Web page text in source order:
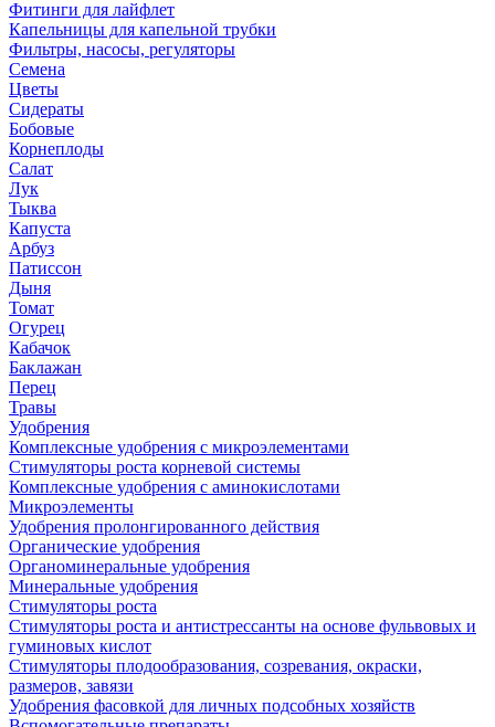
Фитинги для лайфлет
Капельницы для капельной трубки
Фильтры, насосы, регуляторы
Семена
Цветы
Сидераты
Бобовые
Корнеплоды
Салат
Лук
Тыква
Капуста
Арбуз
Патиссон
Дыня
Томат
Огурец
Кабачок
Баклажан
Перец
Травы
Удобрения
Комплексные удобрения с микроэлементами
Стимуляторы роста корневой системы
Комплексные удобрения с аминокислотами
Микроэлементы
Удобрения пролонгированного действия
Органические удобрения
Органоминеральные удобрения
Минеральные удобрения
Стимуляторы роста
Стимуляторы роста и антистрессанты на основе фульвовых и
гуминовых кислот
Стимуляторы плодообразования, созревания, окраски,
размеров, завязи
Удобрения фасовкой для личных подсобных хозяйств